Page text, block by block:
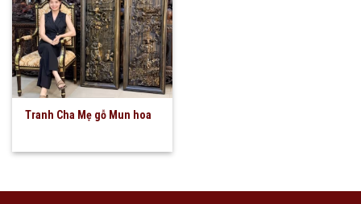
Tranh Cha Mẹ gỗ Mun hoa